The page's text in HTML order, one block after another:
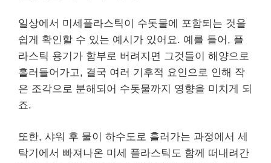
일상에서 미세플라스틱이 수돗물에 포함되는 것을
쉽게 확인할 수 있는 예시가 있어요. 예를 들어, 플
라스틱 용기가 함부로 버려지면 그것들이 해양으로
흘러들어가고, 결국 여러 기후적 요인으로 인해 작
은 조각으로 분해되어 수돗물까지 영향을 미치게 되
죠.
또한, 샤워 후 물이 하수도로 흘러가는 과정에서 세
탁기에서 빠져나온 미세 플라스틱도 함께 떠내려간